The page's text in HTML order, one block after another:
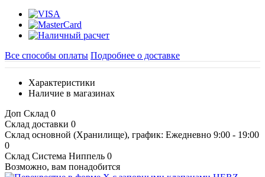
Все способы оплаты Подробнее о доставке
Характеристики
Наличие в магазинах
Доп Склад 0
Склад доставки 0
Склад основной (Хранилище), график: Ежедневно 9:00 - 19:00
0
Склад Система Ниппель 0
Возможно, вам понадобится